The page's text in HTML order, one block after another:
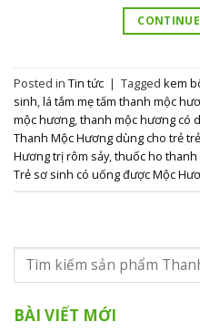
Posted in Tin tức | Tagged kem
sinh,lá tắm mẹ tấm thanh mộc
mộc hương,thanh mộc hương có
Thanh Mộc Hương dùng cho trẻ
Hương trị rôm sảy,thuốc ho
Trẻ sơ sinh có uống được Mộc
BÀI VIẾT MỚI